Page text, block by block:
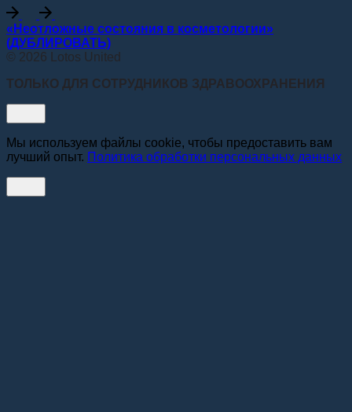
«Неотложные состояния в косметологии»
(ДУБЛИРОВАТЬ)
© 2026 Lotos United
ТОЛЬКО ДЛЯ СОТРУДНИКОВ ЗДРАВООХРАНЕНИЯ
Мы используем файлы cookie, чтобы предоставить вам
лучший опыт. Политика обработки персональных данных